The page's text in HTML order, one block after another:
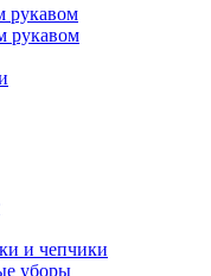
рукавом
рукавом
и чепчики
уборы